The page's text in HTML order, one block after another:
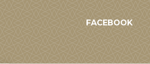
FACEBOOK